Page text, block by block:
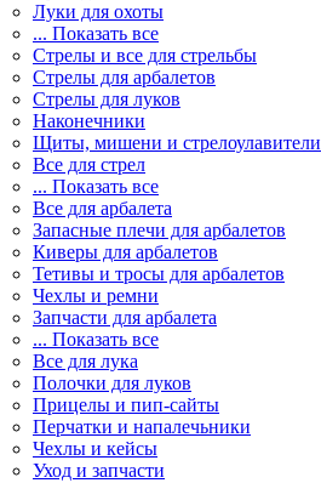
Луки для охоты
... Показать все
Стрелы и все для стрельбы
Стрелы для арбалетов
Стрелы для луков
Наконечники
Щиты, мишени и стрелоулавители
Все для стрел
... Показать все
Все для арбалета
Запасные плечи для арбалетов
Киверы для арбалетов
Тетивы и тросы для арбалетов
Чехлы и ремни
Запчасти для арбалета
... Показать все
Все для лука
Полочки для луков
Прицелы и пип-сайты
Перчатки и напалечьники
Чехлы и кейсы
Уход и запчасти